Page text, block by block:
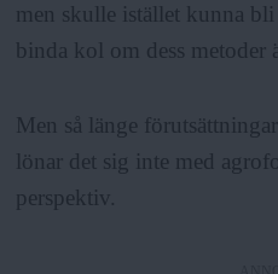
men skulle istället kunna
binda kol om dess metoder
Men så länge
lönar det sig inte med
perspektiv.